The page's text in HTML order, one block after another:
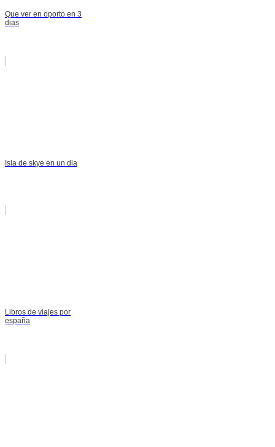
Que ver en oporto en 3
dias
Isla de skye en un dia
Libros de viajes por
españa